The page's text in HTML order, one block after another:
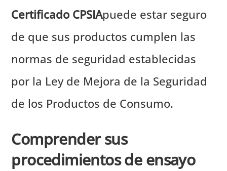
Certificado CPSIApuede estar seguro
de que sus productos cumplen las
normas de seguridad establecidas
por la Ley de Mejora de la Seguridad
de los Productos de Consumo.
Comprender sus
procedimientos de ensayo